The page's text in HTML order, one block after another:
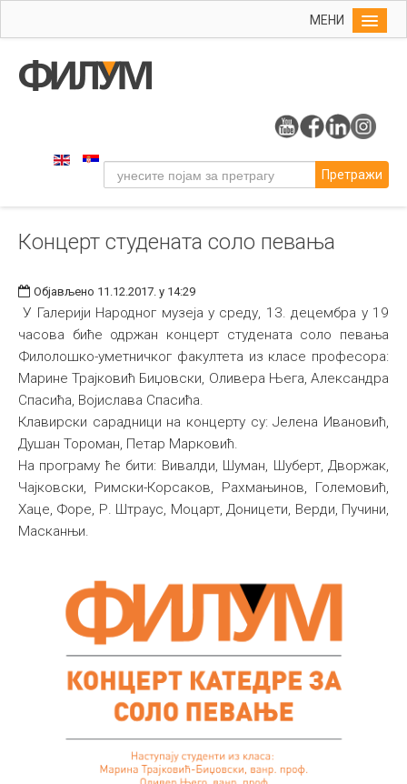
МЕНИ
Упис
Уметност
Музичка уметност
Галерија
Издаваштво
Студенти
Међународна
Претражи
Концерт студената соло певања
Објављено 11.12.2017. у 14:29
У Галерији Народног музеја у среду, 13. децембра у 19
часова биће одржан концерт студената соло певања
Филолошко-уметничког факултета из класе професора:
Марине Трајковић Биџовски, Оливера Њега, Александра
Спасића, Војислава Спасића.
Клавирски сарадници на концерту су: Јелена Ивановић,
Душан Тороман, Петар Марковић.
На програму ће бити: Вивалди, Шуман, Шуберт, Дворжак,
Чајковски, Римски-Корсаков, Рахмањинов, Големовић,
Хаце, Форе, Р. Штраус, Моцарт, Доницети, Верди, Пучини,
Масканњи.